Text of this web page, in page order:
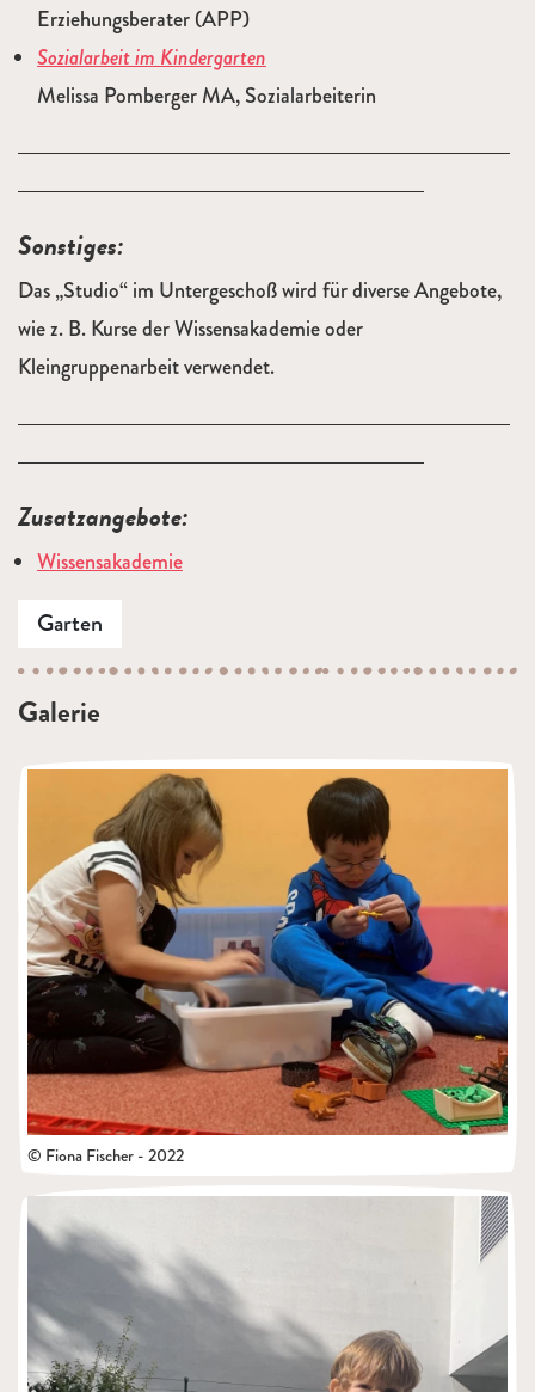
Erziehungsberater (APP)
Sozialarbeit im Kindergarten
Melissa Pomberger MA, Sozialarbeiterin
Sonstiges:
Das „Studio“ im Untergeschoß wird für diverse Angebote,
wie z. B. Kurse der Wissensakademie oder
Kleingruppenarbeit verwendet.
Zusatzangebote:
Wissensakademie
Garten
Galerie
© Fiona Fischer - 2022